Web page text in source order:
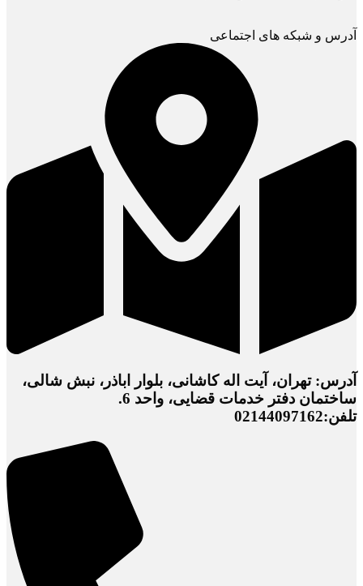
آدرس و شبکه های اجتماعی
آدرس: تهران، آیت اله کاشانی، بلوار اباذر، نبش شالی،
ساختمان دفتر خدمات قضایی، واحد 6.
تلفن:02144097162